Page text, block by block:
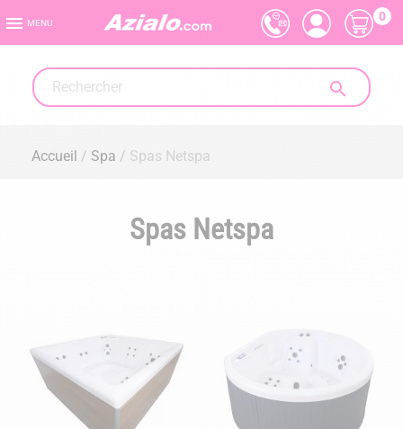
 MENU

0
Accueil Spa Spas Netspa
Spas Netspa